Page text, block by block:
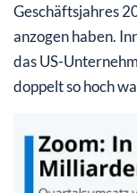
Geschäftsjahres
anzogen haben.
das US-
doppelt so hoch